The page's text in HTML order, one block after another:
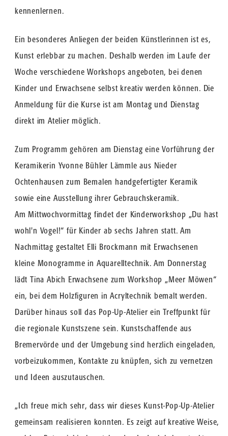
kennenlernen.
Ein besonderes Anliegen der beiden Künstlerinnen ist es,
Kunst erlebbar zu machen. Deshalb werden im Laufe der
Woche verschiedene Workshops angeboten, bei denen
Kinder und Erwachsene selbst kreativ werden können. Die
Anmeldung für die Kurse ist am Montag und Dienstag
direkt im Atelier möglich.
Zum Programm gehören am Dienstag eine Vorführung der
Keramikerin Yvonne Bühler Lämmle aus Nieder
Ochtenhausen zum Bemalen handgefertigter Keramik
sowie eine Ausstellung ihrer Gebrauchskeramik.
Am Mittwochvormittag findet der Kinderworkshop „Du hast
wohl'n Vogel!“ für Kinder ab sechs Jahren statt. Am
Nachmittag gestaltet Elli Brockmann mit Erwachsenen
kleine Monogramme in Aquarelltechnik. Am Donnerstag
lädt Tina Abich Erwachsene zum Workshop „Meer Möwen“
ein, bei dem Holzfiguren in Acryltechnik bemalt werden.
Darüber hinaus soll das Pop-Up-Atelier ein Treffpunkt für
die regionale Kunstszene sein. Kunstschaffende aus
Bremervörde und der Umgebung sind herzlich eingeladen,
vorbeizukommen, Kontakte zu knüpfen, sich zu vernetzen
und Ideen auszutauschen.
„Ich freue mich sehr, dass wir dieses Kunst-Pop-Up-Atelier
gemeinsam realisieren konnten. Es zeigt auf kreative Weise,